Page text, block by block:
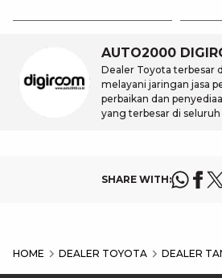
AUTO2000
Dealer Toyota terbesar
melayani jaringan jasa
perbaikan dan
yang terbesar di seluruh
SHARE WITH:
HOME DEALER TOYOTA DEALER